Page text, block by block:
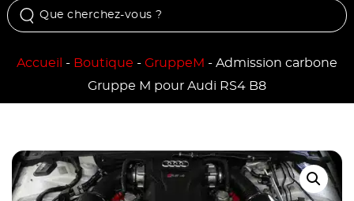
Accueil - Boutique - GruppeM - Admission carbone
Gruppe M pour Audi RS4 B8